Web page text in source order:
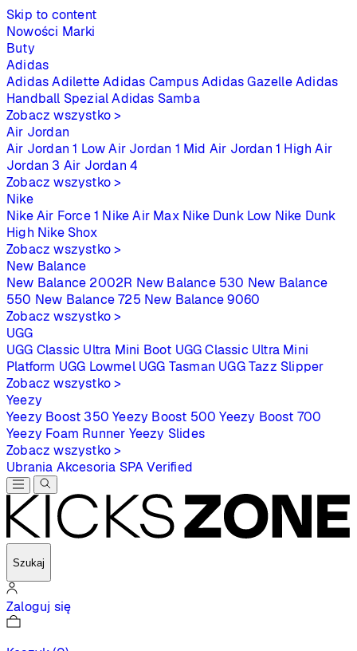
Skip to content
Nowości Marki
Buty
Adidas
Adidas Adilette Adidas Campus Adidas Gazelle Adidas
Handball Spezial Adidas Samba
Zobacz wszystko >
Air Jordan
Air Jordan 1 Low Air Jordan 1 Mid Air Jordan 1 High Air
Jordan 3 Air Jordan 4
Zobacz wszystko >
Nike
Nike Air Force 1 Nike Air Max Nike Dunk Low Nike Dunk
High Nike Shox
Zobacz wszystko >
New Balance
New Balance 2002R New Balance 530 New Balance
550 New Balance 725 New Balance 9060
Zobacz wszystko >
UGG
UGG Classic Ultra Mini Boot UGG Classic Ultra Mini
Platform UGG Lowmel UGG Tasman UGG Tazz Slipper
Zobacz wszystko >
Yeezy
Yeezy Boost 350 Yeezy Boost 500 Yeezy Boost 700
Yeezy Foam Runner Yeezy Slides
Zobacz wszystko >
Ubrania Akcesoria SPAVerified
Szukaj
Zaloguj się